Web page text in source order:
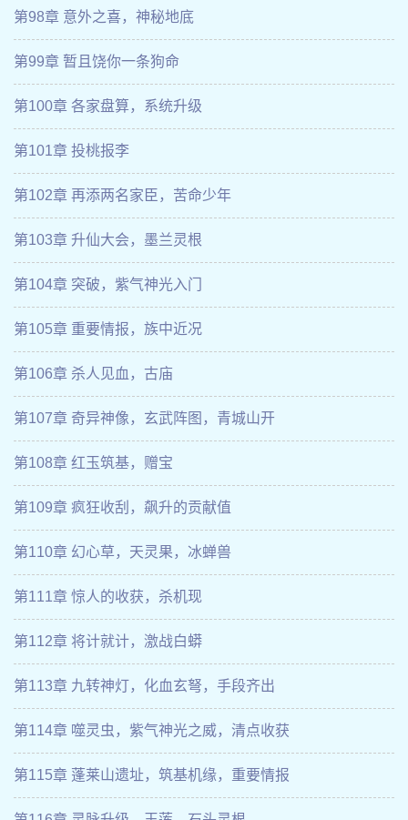
第98章 意外之喜，神秘地底
第99章 暂且饶你一条狗命
第100章 各家盘算，系统升级
第101章 投桃报李
第102章 再添两名家臣，苦命少年
第103章 升仙大会，墨兰灵根
第104章 突破，紫气神光入门
第105章 重要情报，族中近况
第106章 杀人见血，古庙
第107章 奇异神像，玄武阵图，青城山开
第108章 红玉筑基，赠宝
第109章 疯狂收刮，飙升的贡献值
第110章 幻心草，天灵果，冰蝉兽
第111章 惊人的收获，杀机现
第112章 将计就计，激战白蟒
第113章 九转神灯，化血玄弩，手段齐出
第114章 噬灵虫，紫气神光之威，清点收获
第115章 蓬莱山遗址，筑基机缘，重要情报